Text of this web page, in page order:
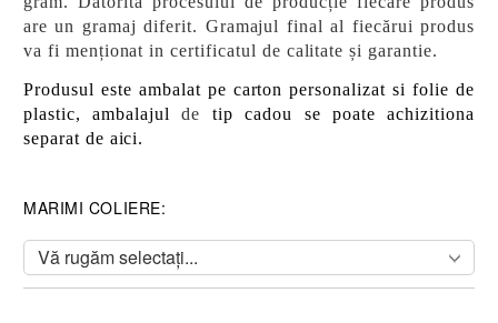
are un gramaj diferit. Gramajul final al fiecărui produs
va fi menționat in certificatul de calitate și garantie.
Produsul este ambalat pe carton personalizat si folie de
plastic, ambalajulde tip cadou se poate achizitiona
separat de aici.
MARIMI COLIERE: